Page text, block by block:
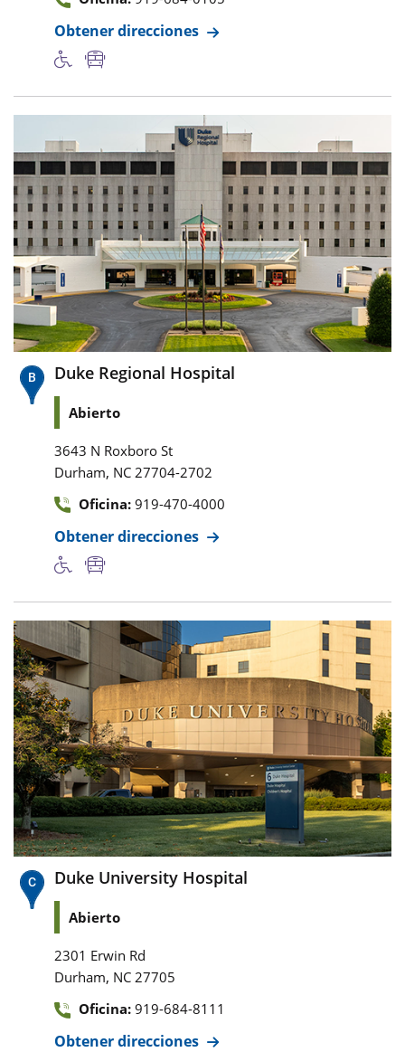
Obtener direcciones
Duke Regional Hospital
Abierto
3643 N Roxboro St
Durham, NC 27704-2702
Oficina: 919-470-4000
Obtener direcciones
Duke University Hospital
Abierto
2301 Erwin Rd
Durham, NC 27705
Oficina: 919-684-8111
Obtener direcciones